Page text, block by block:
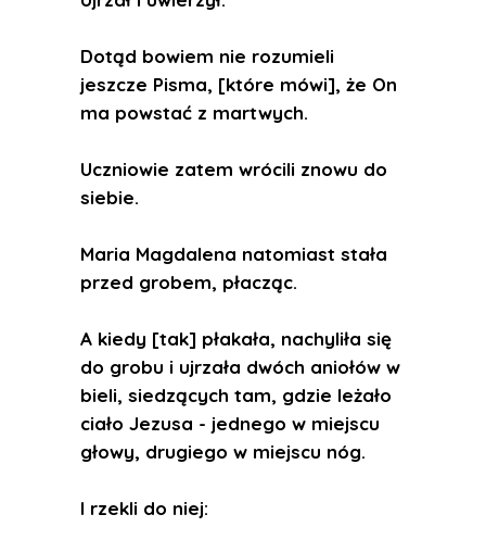
Dotąd bowiem nie rozumieli
jeszcze Pisma, [które mówi], że On
ma powstać z martwych.
Uczniowie zatem wrócili znowu do
siebie.
Maria Magdalena natomiast stała
przed grobem, płacząc.
A kiedy [tak] płakała, nachyliła się
do grobu i ujrzała dwóch aniołów w
bieli, siedzących tam, gdzie leżało
ciało Jezusa - jednego w miejscu
głowy, drugiego w miejscu nóg.
I rzekli do niej: